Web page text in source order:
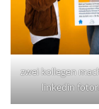
zwei kollegen
linkedin